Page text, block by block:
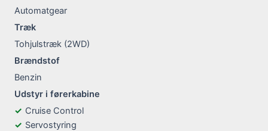
Automatgear
Træk
Tohjulstræk (2WD)
Brændstof
Benzin
Udstyr i førerkabine
Cruise Control
Servostyring